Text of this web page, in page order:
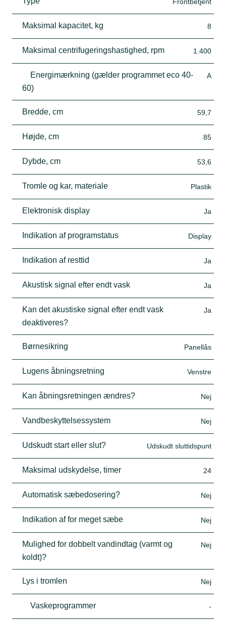
Maksimal kapacitet, kg 8
Maksimal centrifugeringshastighed, rpm 1.400
Energimærkning (gælder programmet eco 40-
60)
A
Bredde, cm 59,7
Højde, cm 85
Dybde, cm 53,6
Tromle og kar, materiale Plastik
Elektronisk display Ja
Indikation af programstatus Display
Indikation af resttid Ja
Akustisk signal efter endt vask Ja
Kan det akustiske signal efter endt vask
deaktiveres?
Ja
Børnesikring Panellås
Lugens åbningsretning Venstre
Kan åbningsretningen ændres? Nej
Vandbeskyttelsessystem Nej
Udskudt start eller slut? Udskudt sluttidspunt
Maksimal udskydelse, timer 24
Automatisk sæbedosering? Nej
Indikation af for meget sæbe Nej
Mulighed for dobbelt vandindtag (varmt og
koldt)?
Nej
Lys i tromlen Nej
Vaskeprogrammer -